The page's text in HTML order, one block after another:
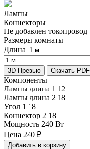
Лампы
Коннекторы
Не добавлен токопровод
Размеры комнаты
Длина
3D Превью Скачать PDF
Компоненты
Лампы длина 1 12
Лампы длина 2 18
Угол 1 18
Коннектор 2 18
Мощность 240 Вт
Цена 240 ₽
Добавить в корзину